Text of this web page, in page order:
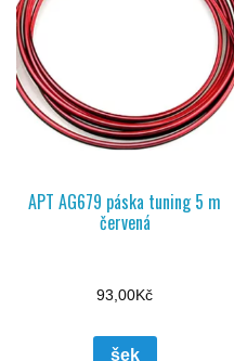
APT AG679 páska tuning 5 m
červená
93,00Kč
šek